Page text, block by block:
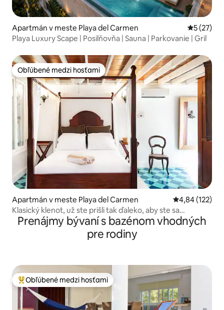
Apartmán v meste Playa del Carmen
5 (27)
Playa Luxury Scape | Posilňovňa | Sauna | Parkovanie | Gril
Obľúbené medzi hosťami
Obľúbené medzi hosťami
Apartmán v meste Playa del Carmen Priemerné
4,84 (122)
Klasický klenot, už ste prišli tak ďaleko, aby ste sa
ubytovali inde
Prenájmy bývaní s bazénom vhodných
pre rodiny
Najobľúbenejšie medzi hosťami
Obľúbené medzi hosťami